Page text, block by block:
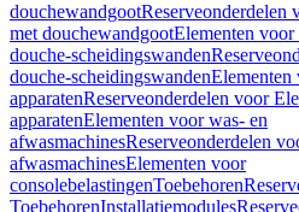
douchewandgootReserveonderdelen
met douchewandgootElementen voor
douche-scheidingswanden
douche-scheidingswandenElementen
apparatenReserveonderdelen voor
apparatenElementen voor was- en
afwasmachinesReserveonderdelen
afwasmachinesElementen voor
consolebelastingenToebehoren
ToebehorenInstallatiemodules